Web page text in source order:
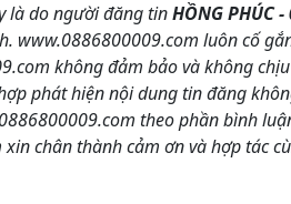
là do người đăng tinHỒNG PHÚC
www.0886800009.com luôn cố
không đảm bảo và không
phát hiện nội dung tin đăng
theo phần bình
chân thành cảm ơn và hợp tác